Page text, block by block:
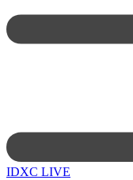
IDXC LIVE